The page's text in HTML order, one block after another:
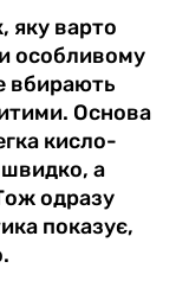
яку варто
особливому
вбирають
Основа
кисло-
а
одразу
показує,